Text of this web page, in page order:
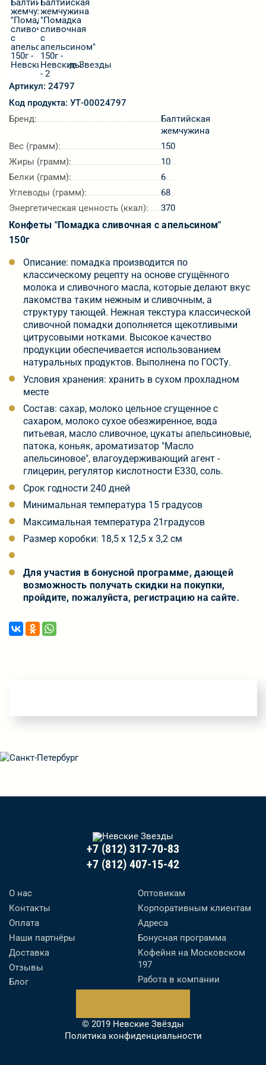
Артикул: 24797
Код продукта: УТ-00024797
Бренд:
Балтийская
жемчужина
Вес (грамм):
150
Жиры (грамм):
10
Белки (грамм):
6
Углеводы (грамм):
68
Энергетическая ценность (ккал):
370
Конфеты "Помадка сливочная с апельсином"
150г
Описание: помадка производится по
классическому рецепту на основе сгущённого
молока и сливочного масла, которые делают вкус
лакомства таким нежным и сливочным, а
структуру тающей. Нежная текстура классической
сливочной помадки дополняется щекотливыми
цитрусовыми нотками. Высокое качество
продукции обеспечивается использованием
натуральных продуктов. Выполнена по ГОСТу.
Условия хранения: хранить в сухом прохладном
месте
Состав: сахар, молоко цельное сгущенное с
сахаром, молоко сухое обезжиренное, вода
питьевая, масло сливочное, цукаты апельсиновые,
патока, коньяк, ароматизатор "Масло
апельсиновое", влагоудерживающий агент -
глицерин, регулятор кислотности Е330, соль.
Срок годности 240 дней
Минимальная температура 15 градусов
Максимальная температура 21градусов
Размер коробки: 18,5 х 12,5 х 3,2 см
Для участия в бонусной программе, дающей
возможность получать скидки на покупки,
пройдите, пожалуйста, регистрацию на сайте.
+7 (812) 317-70-83
+7 (812) 407-15-42
О нас
Контакты
Оплата
Наши партнёры
Доставка
Отзывы
Блог
Оптовикам
Корпоративным клиентам
Адреса
Бонусная программа
Кофейня на Московском
197
Работа в компании
© 2019 Невские Звёзды
Политика конфиденциальности